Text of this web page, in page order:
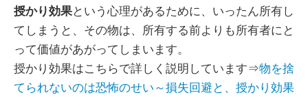
授かり効果という心理があるために、いったん所有し
てしまうと、その物は、所有する前よりも所有者にと
って価値があがってしまいます。
授かり効果はこちらで詳しく説明しています⇒物を捨
てられないのは恐怖のせい～損失回避と、授かり効果